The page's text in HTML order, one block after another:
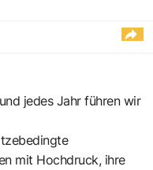
jedes Jahr führen wir
mit Hochdruck, ihre